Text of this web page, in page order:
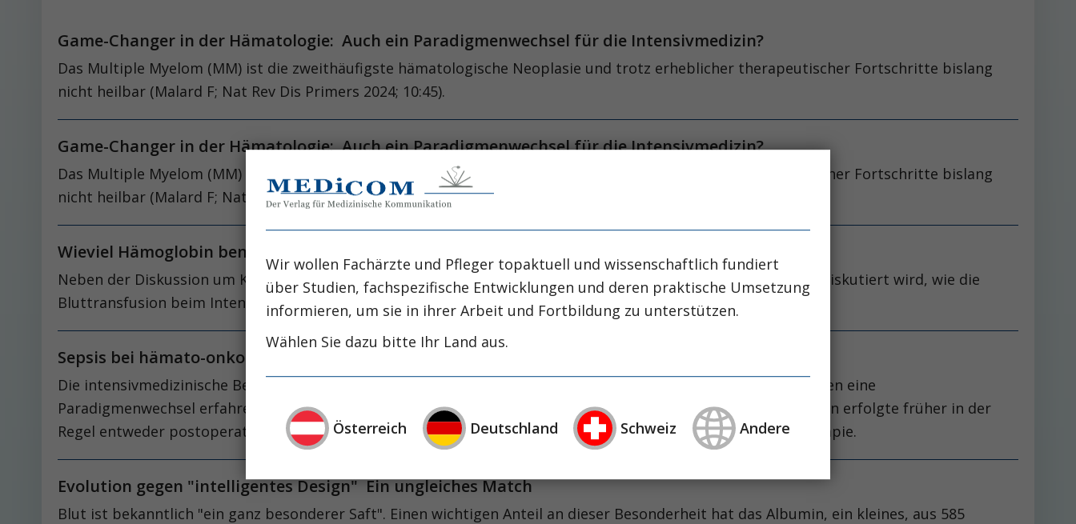
Game-Changer in der Hämatologie: Auch ein Paradigmenwechsel für die Intensivmedizin?
Das Multiple Myelom (MM) ist die zweithäufigste hämatologische ­Neoplasie und trotz erheblicher therapeutischer Fortschritte bislang
nicht heilbar (Malard F; Nat Rev Dis P­rimers 2024; 10:45).
Game-Changer in der Hämatologie: Auch ein Paradigmenwechsel für die Intensivmedizin?
Das Multiple Myelom (MM) ist die zweithäufigste hämatologische ­Neoplasie und trotz erheblicher therapeutischer Fortschritte bislang
nicht heilbar (Malard F; Nat Rev Dis P­rimers 2024; 10:45).
Wieviel Hämoglobin benötigt der Intensivpatient?
Neben der Diskussion um Kristalloide versus Kolloide gibt es wohl kaum ein Thema, das mit solcher Ausdauer diskutiert wird, wie die
Bluttransfusion beim Intensivpatienten.
Sepsis bei hämato-onkologischen Patienten Ein Fall für die Intensivstation?
Die intensivmedizinische Betreuung von Patienten mit malignen Erkrankungen hat in den letzten fünfzehn Jahren eine
Paradigmenwechsel erfahren. Die Aufnahme hämatologischer und onkologischer Patienten auf Intensivstationen erfolgte früher in der
Regel entweder postoperativ oder manchmal im Rahmen akut auftretender Komplikationen während der Therapie.
Evolution gegen "intelligentes Design" Ein ungleiches Match
Blut ist bekanntlich "ein ganz besonderer Saft". Einen wichtigen Anteil an dieser Besonderheit hat das Albumin, ein kleines, aus 585
Wir wollen Fachärzte und Pfleger topaktuell und wissenschaftlich fundiert
über Studien, fachspezifische Entwicklungen und deren praktische Umsetzung
informieren, um sie in ihrer Arbeit und Fortbildung zu unterstützen.
Wählen Sie dazu bitte Ihr Land aus.
Österreich Deutschland Schweiz Andere